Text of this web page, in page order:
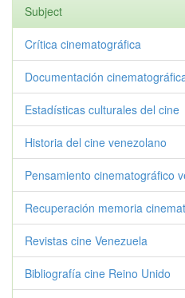
Subject
Crítica cinematográfica
Documentación
Estadísticas culturales del cine
Historia del cine venezolano
Pensamiento cinematográfico
Recuperación memoria
Revistas cine Venezuela
Bibliografía cine Reino Unido